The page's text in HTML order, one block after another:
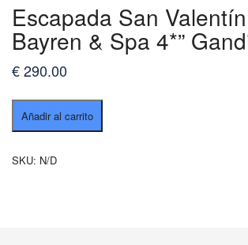
Escapada San
Bayren & Spa 4*”
€290.00
Escapada
San
Valentín
Bayren
Añadir al carrito
SKU: N/D